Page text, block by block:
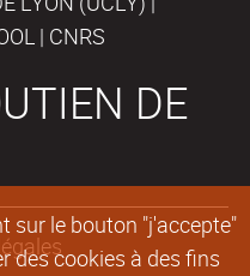
sur le bouton "j'accepte"
des cookies à des fins
| CNRS
DE